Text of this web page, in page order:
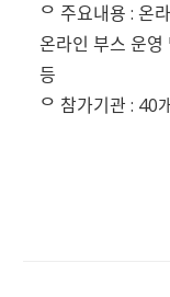
ᄋ 주요내용 : 온
온라인 부스 운영
등
ᄋ 참가기관 : 40